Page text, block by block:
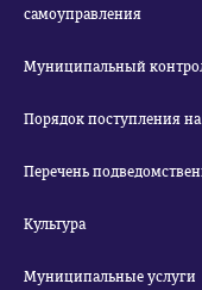
самоуправления
Муниципальный
Порядок поступления
Перечень
Культура
Муниципальные услуги